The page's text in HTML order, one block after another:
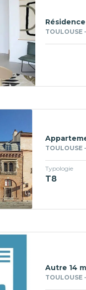
TOULOUSE
TOULOUSE
Typologie
T8
Autre 14
TOULOUSE